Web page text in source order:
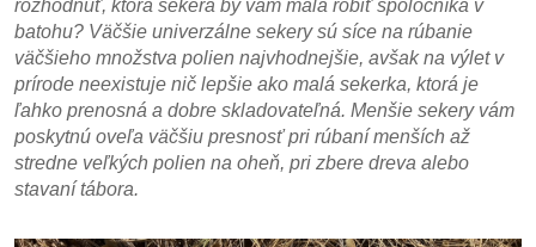
rozhodnúť, ktorá sekera by vám mala robiť spoločníka v
batohu? Väčšie univerzálne sekery sú síce na rúbanie
väčšieho množstva polien najvhodnejšie, avšak na výlet v
prírode neexistuje nič lepšie ako malá sekerka, ktorá je
ľahko prenosná a dobre skladovateľná. Menšie sekery vám
poskytnú oveľa väčšiu presnosť pri rúbaní menších až
stredne veľkých polien na oheň, pri zbere dreva alebo
stavaní tábora.